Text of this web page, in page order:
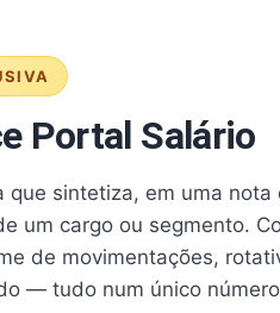
Portal Salário
que sintetiza, em uma nota
um cargo ou segmento.
de movimentações,
— tudo num único